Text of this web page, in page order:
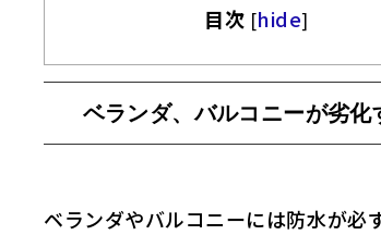
目次 [hide]
ベランダ、バルコニーが劣化
ベランダやバルコニーには防水が必